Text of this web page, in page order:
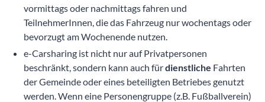
vormittags oder nachmittags fahren und
TeilnehmerInnen, die das Fahrzeug nur wochentags oder
bevorzugt am Wochenende nutzen.
e-Carsharing ist nicht nur auf Privatpersonen
beschränkt, sondern kann auch fürdienstliche Fahrten
der Gemeinde oder eines beteiligten Betriebes genutzt
werden. Wenn eine Personengruppe (z.B. Fußballverein)